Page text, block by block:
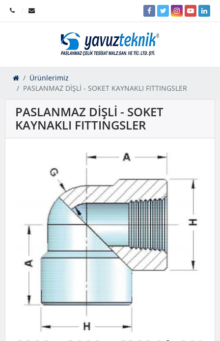
Ürünlerimiz
PASLANMAZ DİŞLİ - SOKET KAYNAKLI FITTINGSLER
PASLANMAZ DİŞLİ - SOKET
KAYNAKLI FITTINGSLER